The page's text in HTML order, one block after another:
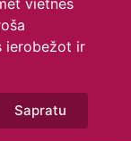
vietnes
ierobežot ir
Sapratu
S
7
14